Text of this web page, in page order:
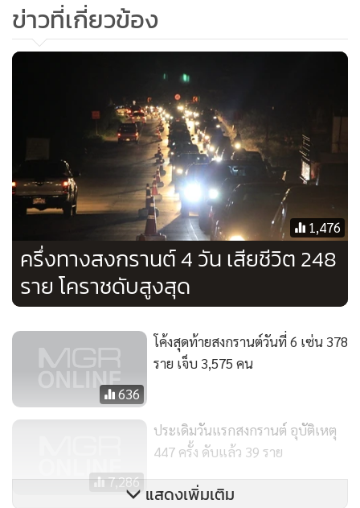
ข่าวที่เกี่ยวข้อง
1,476
ครึ่งทางสงกรานต์ 4 วัน เสียชีวิต 248
ราย โคราชดับสูงสุด
636
โค้งสุดท้ายสงกรานต์วันที่ 6 เซ่น 378
ราย เจ็บ 3,575 คน
7,286
ประเดิมวันแรกสงกรานต์ อุบัติเหตุ
447 ครั้ง ดับแล้ว 39 ราย
แสดงเพิ่มเติม